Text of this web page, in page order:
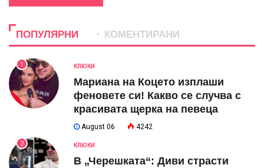
ПОПУЛЯРНИ КОМЕНТИРАНИ
1 КЛЮКИ
Мариана на Коцето изплаши
феновете си! Какво се случва с
красивата щерка на певеца
August 06 4242
2 КЛЮКИ
В „Черешката“: Диви страсти